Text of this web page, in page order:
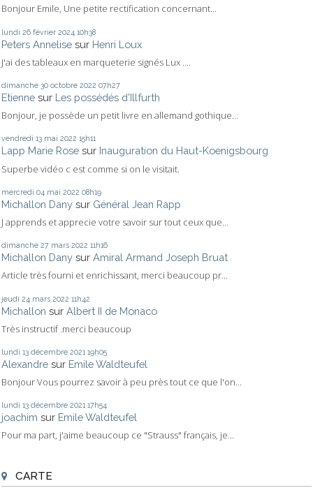
Bonjour Emile, Une petite rectification concernant...
lundi 26 février 2024 10h38
Peters Annelise sur Henri Loux
J'ai des tableaux en marqueterie signés Lux ....
dimanche 30 octobre 2022 07h27
Etienne sur Les possédés d'Illfurth
Bonjour, je possède un petit livre en allemand gothique...
vendredi 13 mai 2022 15h11
Lapp Marie Rose sur Inauguration du Haut-Koenigsbourg
Superbe vidéo c est comme si on le visitait.
mercredi 04 mai 2022 08h19
Michallon Dany sur Général Jean Rapp
J apprends et apprecie votre savoir sur tout ceux que...
dimanche 27 mars 2022 11h16
Michallon Dany sur Amiral Armand Joseph Bruat
Article très fourni et enrichissant, merci beaucoup pr...
jeudi 24 mars 2022 11h42
Michallon sur Albert II de Monaco
Très instructif .merci beaucoup
lundi 13 décembre 2021 19h05
Alexandre sur Emile Waldteufel
Bonjour Vous pourrez savoir à peu près tout ce que l'on...
lundi 13 décembre 2021 17h54
joachim sur Emile Waldteufel
Pour ma part, j'aime beaucoup ce "Strauss" français, je...
CARTE